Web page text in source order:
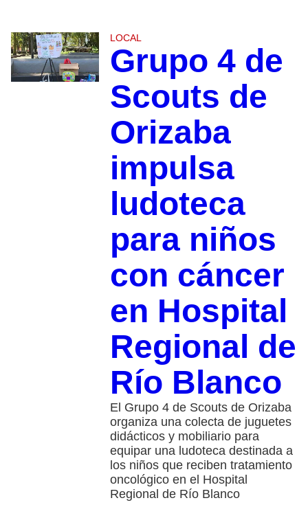
LOCAL
Grupo 4 de
Scouts de
Orizaba
impulsa
ludoteca
para niños
con cáncer
en Hospital
Regional de
Río Blanco
El Grupo 4 de Scouts de Orizaba
organiza una colecta de juguetes
didácticos y mobiliario para
equipar una ludoteca destinada a
los niños que reciben tratamiento
oncológico en el Hospital
Regional de Río Blanco